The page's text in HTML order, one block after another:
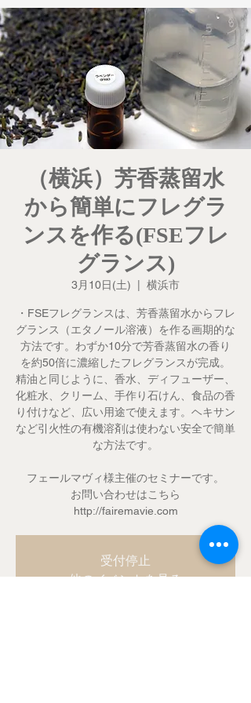
（横浜）芳香蒸留水
から簡単にフレグラ
ンスを作る(FSEフレ
グランス)
3月10日(土) 横浜市
・FSEフレグランスは、芳香蒸留水からフレ
グランス（エタノール溶液）を作る画期的な
方法です。わずか10分で芳香蒸留水の香り
を約50倍に濃縮したフレグランスが完成。
精油と同じように、香水、ディフューザー、
化粧水、クリーム、手作り石けん、食品の香
り付けなど、広い用途で使えます。ヘキサン
など引火性の有機溶剤は使わない安全で簡単
な方法です。
フェールマヴィ様主催のセミナーです。
お問い合わせはこちら
http://fairemavie.com
受付停止
他のイベントを見る